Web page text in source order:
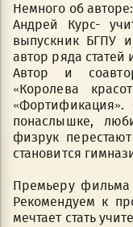
Немного об авторе:
Андрей Курс-
выпускник БГПУ
автор ряда статей
Автор и
«Королева
понаслышке,
физрук
становится
Премьеру
Рекомендуем к
мечтает стать